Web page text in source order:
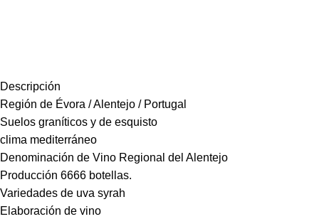
Descripción
Región de Évora / Alentejo / Portugal
Suelos graníticos y de esquisto
clima mediterráneo
Denominación de Vino Regional del Alentejo
Producción 6666 botellas.
Variedades de uva syrah
Elaboración de vino